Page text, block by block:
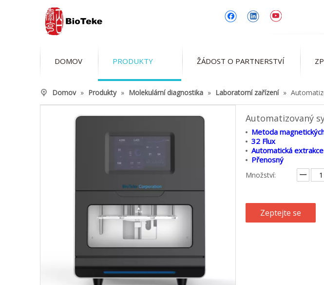
DOMOV PRODUKTY ŽÁDOST O PARTNERSTVÍ
Domov » Produkty » Molekulární diagnostika » Laboratorní zařízení »
Automatizovaný
Metoda
32 Flux
Automatická
Přenosný
Množství:
Zeptejte se